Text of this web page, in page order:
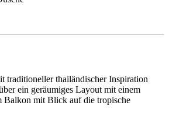
traditioneller thailändischer Inspiration
ein geräumiges Layout mit einem
Balkon mit Blick auf die tropische